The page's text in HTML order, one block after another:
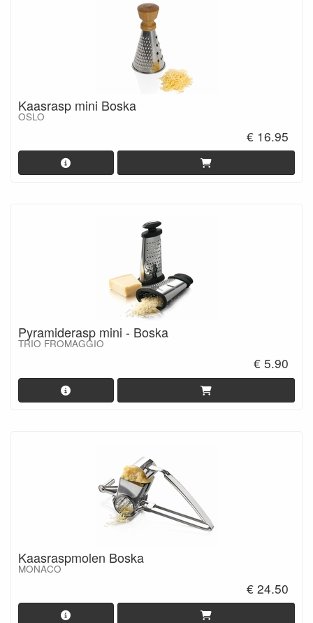
Kaasrasp mini Boska
OSLO
€ 16.95
Pyramiderasp mini - Boska
TRIO FROMAGGIO
€ 5.90
Kaasraspmolen Boska
MONACO
€ 24.50